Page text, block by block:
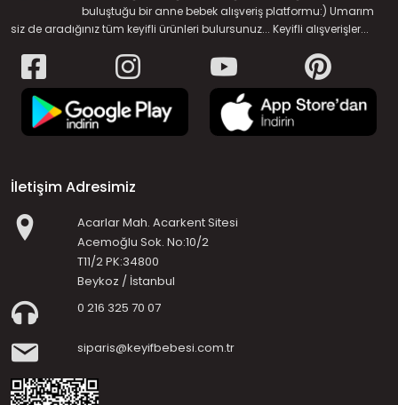
buluştuğu bir anne bebek alışveriş platformu:) Umarım
siz de aradığınız tüm keyifli ürünleri bulursunuz... Keyifli alışverişler...
İletişim Adresimiz
Acarlar Mah. Acarkent Sitesi
Acemoğlu Sok. No:10/2
T11/2 PK:34800
Beykoz / İstanbul
0 216 325 70 07
siparis@keyifbebesi.com.tr